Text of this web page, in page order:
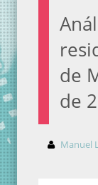
de
de
Manuel